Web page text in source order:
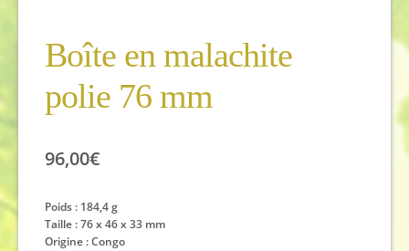
Boîte en malachite
polie 76 mm
96,00€
Poids : 184,4 g
Taille : 76 x 46 x 33 mm
Origine : Congo